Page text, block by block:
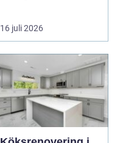
o...
16 juli 2026